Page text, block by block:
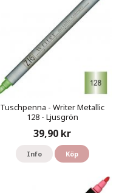
Tuschpenna - Writer Metallic
128 - Ljusgrön
39,90 kr
Info Köp